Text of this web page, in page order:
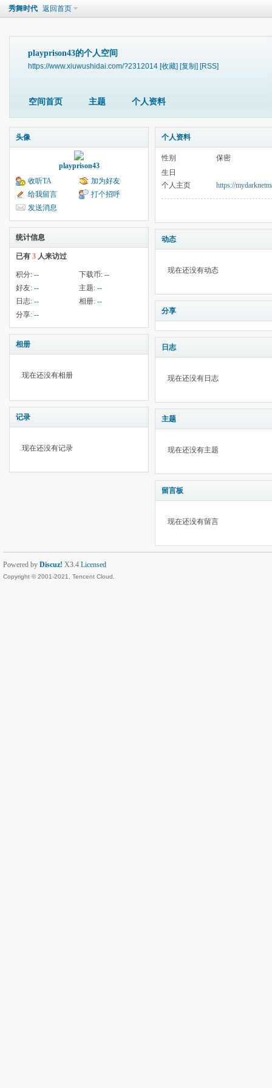
秀舞时代 返回首页
playprison43的个人空间
https://www.xiuwushidai.com/?2312014 [收藏] [复制] [RSS]
空间首页 主题 个人资料
头像
playprison43
收听TA
加为好友
给我留言
打个招呼
发送消息
统计信息
已有 3 人来访过
积分: -- 下载币: --
好友: -- 主题: --
日志: -- 相册: --
分享: --
相册
现在还没有相册
记录
现在还没有记录
个人资料
性别
保密
生日
个人主页
https://
动态
现在还没有动态
分享
日志
现在还没有日志
主题
现在还没有主题
留言板
现在还没有留言
Powered by Discuz! X3.4 Licensed
Copyright © 2001-2021, Tencent Cloud.